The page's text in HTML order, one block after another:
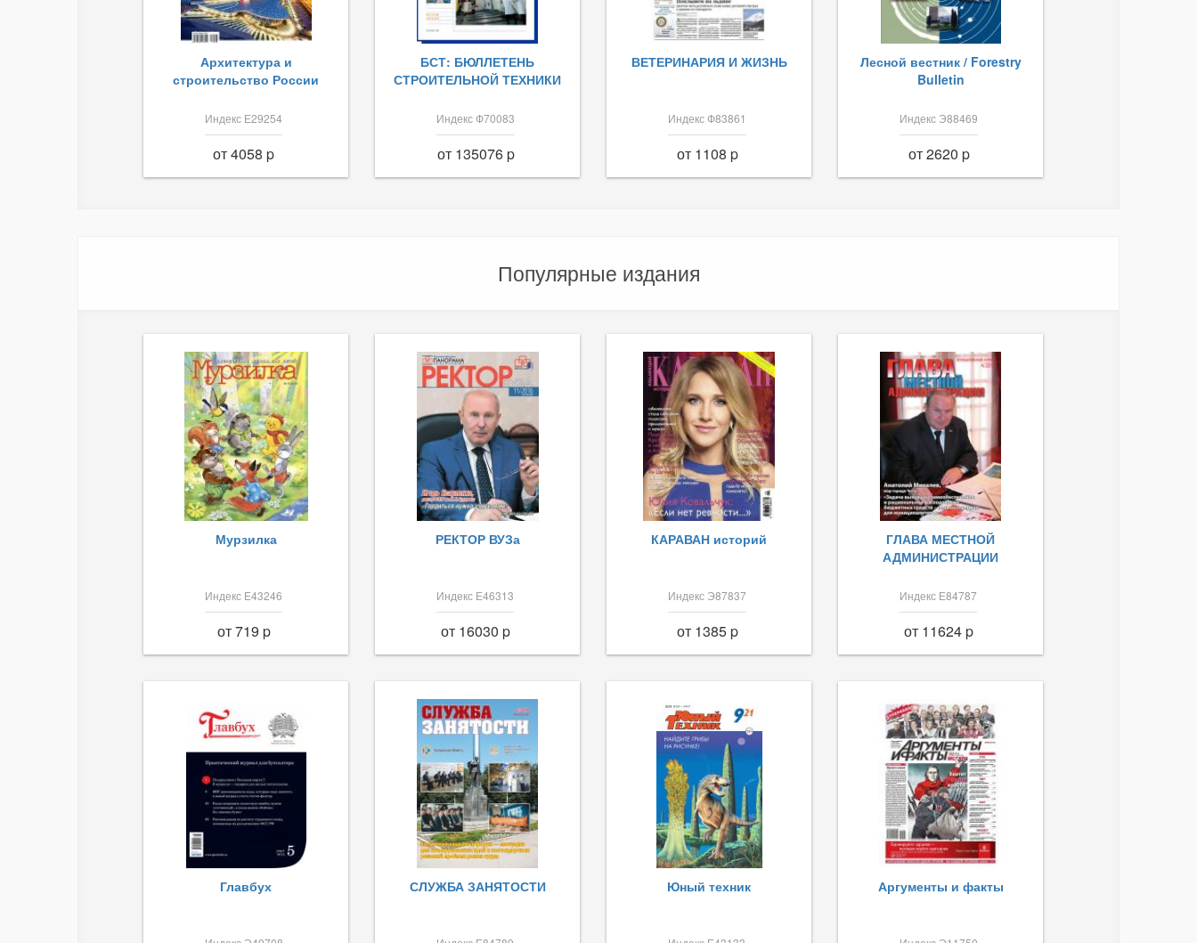
Архитектура и
строительство России
Индекс Е29254
от 4058 p
БСТ: БЮЛЛЕТЕНЬ
СТРОИТЕЛЬНОЙ ТЕХНИКИ
Индекс Ф70083
от 135076 p
ВЕТЕРИНАРИЯ И ЖИЗНЬ
Индекс Ф83861
от 1108 p
Лесной вестник / Forestry
Bulletin
Индекс Э88469
от 2620 p
Популярные издания
Мурзилка
Индекс Е43246
от 719 p
РЕКТОР ВУЗа
Индекс Е46313
от 16030 p
КАРАВАН историй
Индекс Э87837
от 1385 p
ГЛАВА МЕСТНОЙ
АДМИНИСТРАЦИИ
Индекс Е84787
от 11624 p
Главбух СЛУЖБА ЗАНЯТОСТИ Юный техник Аргументы и факты